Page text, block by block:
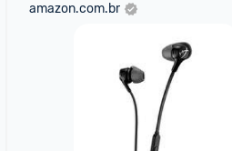
amazon.com.br